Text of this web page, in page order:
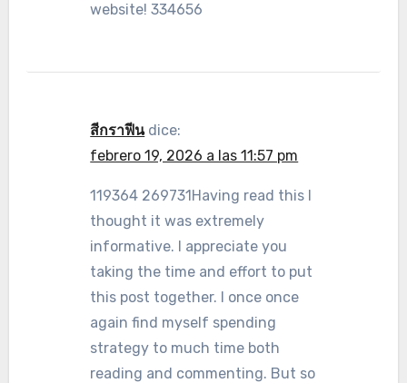
website! 334656
สีกราฟีน dice:
febrero 19, 2026 a las 11:57 pm
119364 269731Having read this I
thought it was extremely
informative. I appreciate you
taking the time and effort to put
this post together. I once once
again find myself spending
strategy to much time both
reading and commenting. But so